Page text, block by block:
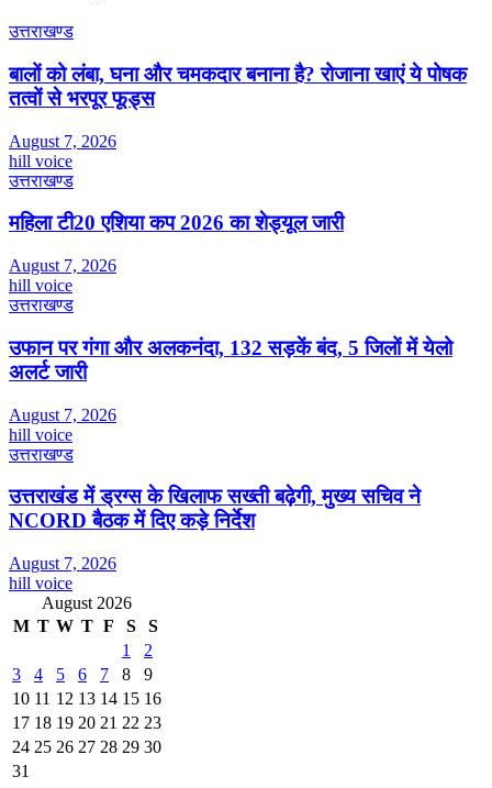
उत्तराखण्ड
बालों को लंबा, घना और चमकदार बनाना है? रोजाना खाएं ये पोषक
तत्वों से भरपूर फूड्स
August 7, 2026
hill voice
उत्तराखण्ड
महिला टी20 एशिया कप 2026 का शेड्यूल जारी
August 7, 2026
hill voice
उत्तराखण्ड
उफान पर गंगा और अलकनंदा, 132 सड़कें बंद, 5 जिलों में येलो
अलर्ट जारी
August 7, 2026
hill voice
उत्तराखण्ड
उत्तराखंड में ड्रग्स के खिलाफ सख्ती बढ़ेगी, मुख्य सचिव ने
NCORD बैठक में दिए कड़े निर्देश
August 7, 2026
hill voice
August 2026
M T W T F S
S
1
2
3
4 5 6 7 8
9
10 11 12 13 14 15 16
17 18 19 20 21 22 23
24 25 26 27 28 29 30
31